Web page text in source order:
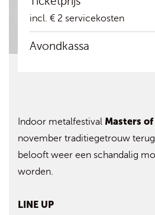
incl. € 2 servicekosten
Avondkassa
Indoor metalfestival Masters
november traditiegetrouw
belooft weer een schandalig
worden.
LINE UP